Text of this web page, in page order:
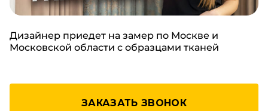
Дизайнер приедет на замер по Москве и
Московской области с образцами тканей
ЗАКАЗАТЬ ЗВОНОК